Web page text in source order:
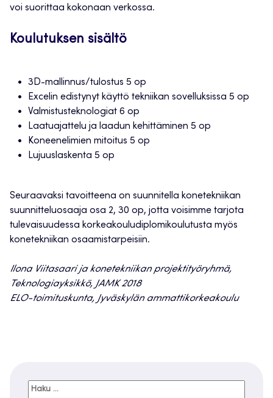
voi suorittaa kokonaan verkossa.
Koulutuksen sisältö
3D-mallinnus/tulostus 5 op
Excelin edistynyt käyttö tekniikan sovelluksissa 5 op
Valmistusteknologiat 6 op
Laatuajattelu ja laadun kehittäminen 5 op
Koneenelimien mitoitus 5 op
Lujuuslaskenta 5 op
Seuraavaksi tavoitteena on suunnitella konetekniikan
suunnitteluosaaja osa 2, 30 op, jotta voisimme tarjota
tulevaisuudessa korkeakouludiplomikoulutusta myös
konetekniikan osaamistarpeisiin.
Ilona Viitasaari ja konetekniikan projektityöryhmä,
Teknologiayksikkö, JAMK 2018
ELO-toimituskunta, Jyväskylän ammattikorkeakoulu
Haku: